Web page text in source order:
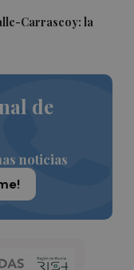
Carrascoy: la
de
noticias